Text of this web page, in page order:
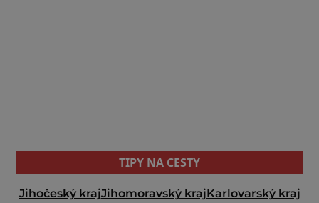
TIPY NA CESTY
Jihočeský krajJihomoravský krajKarlovarský kraj